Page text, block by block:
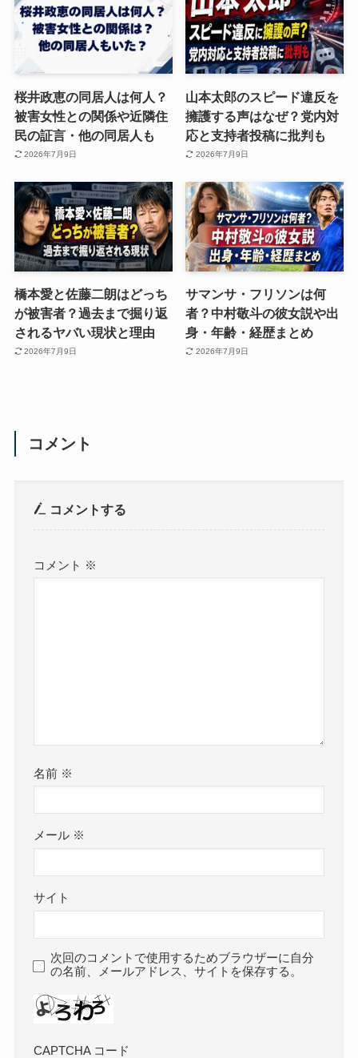
桜井政恵の同居人は何人？
被害女性との関係や近隣住
民の証言・他の同居人も
2026年7月9日
山本太郎のスピード違反を
擁護する声はなぜ？党内対
応と支持者投稿に批判も
2026年7月9日
橋本愛と佐藤二朗はどっち
が被害者？過去まで掘り返
されるヤバい現状と理由
2026年7月9日
サマンサ・フリソンは何
者？中村敬斗の彼女説や出
身・年齢・経歴まとめ
2026年7月9日
コメント
コメントする
コメント ※
名前 ※
メール ※
サイト
次回のコメントで使用するためブラウザーに自分
の名前、メールアドレス、サイトを保存する。
CAPTCHA コード